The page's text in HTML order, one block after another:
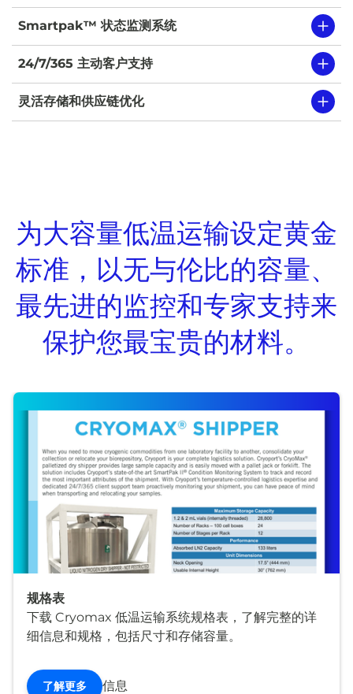
Smartpak™ 状态监测系统
24/7/365 主动客户支持
灵活存储和供应链优化
为大容量低温运输设定黄金
标准，以无与伦比的容量、
最先进的监控和专家支持来
保护您最宝贵的材料。
规格表
下载 Cryomax 低温运输系统规格表，了解完整的详
细信息和规格，包括尺寸和存储容量。
了解更多 信息